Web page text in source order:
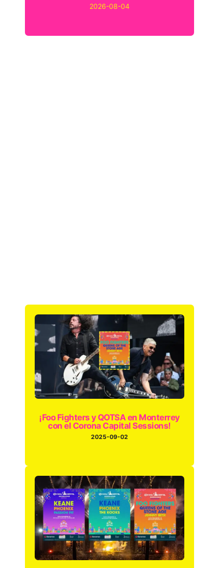
2026-08-04
¡Foo Fighters y QOTSA en Monterrey
con el Corona Capital Sessions!
2025-09-02